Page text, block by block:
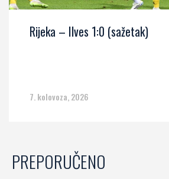
Rijeka – Ilves 1:0 (sažetak)
7. kolovoza, 2026
PREPORUČENO